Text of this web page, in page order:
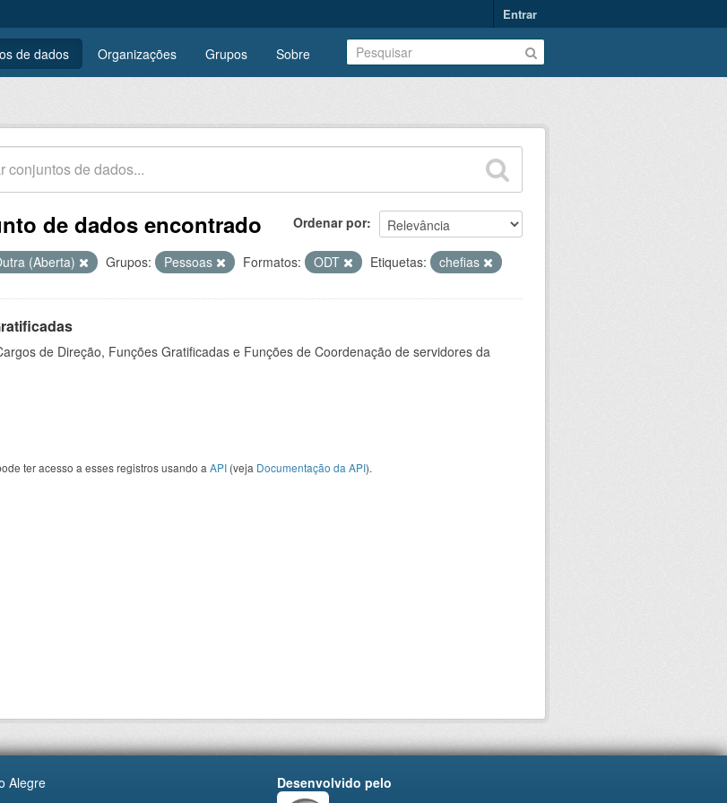
Entrar
de dados Organizações Grupos Sobre
Ordenar por
de dados encontrado
(Aberta) Grupos: Pessoas Formatos: ODT Etiquetas: chefias
de Direção, Funções Gratificadas e Funções de Coordenação de servidores da
ter acesso a esses registros usando a API (veja Documentação da API).
Alegre
Desenvolvido pelo